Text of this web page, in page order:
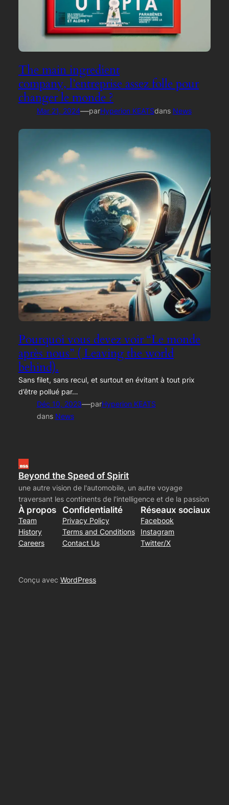
The main ingredient
company, l’entreprise assez folle pour
changer le monde ?
Mar 21, 2024—parHyperion KEATSdans News
Pourquoi vous devez voir “Le monde
après nous” ( Leaving the world
behind).
Sans filet, sans recul, et surtout en évitant à tout prix
d’être pollué par…
Déc 10, 2023—parHyperion KEATS
dans News
Beyond the Speed of Spirit
une autre vision de l'automobile, un autre voyage
traversant les continents de l'intelligence et de la passion
À propos
Team
History
Careers
Confidentialité
Privacy Policy
Terms and Conditions
Contact Us
Réseaux sociaux
Facebook
Instagram
Twitter/X
Conçu avec WordPress